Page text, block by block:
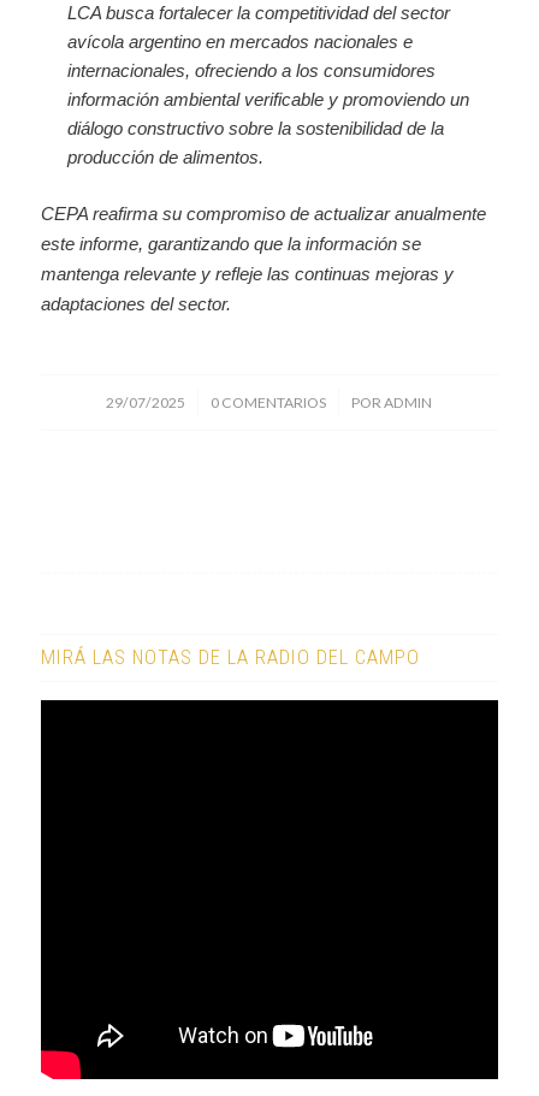
LCA busca fortalecer la competitividad del sector
avícola argentino en mercados nacionales e
internacionales, ofreciendo a los consumidores
información ambiental verificable y promoviendo un
diálogo constructivo sobre la sostenibilidad de la
producción de alimentos.
CEPA reafirma su compromiso de actualizar anualmente
este informe, garantizando que la información se
mantenga relevante y refleje las continuas mejoras y
adaptaciones del sector.
29/07/2025
/ 0 COMENTARIOS
/ PORADMIN
MIRÁ LAS NOTAS DE LA RADIO DEL CAMPO